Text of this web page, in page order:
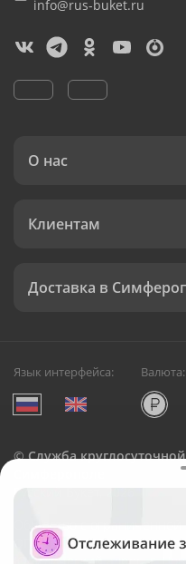
info@rus-buket.ru
О нас
Клиентам
Доставка в
Язык интерфейса: Валюта:
©Служба
Русский Букет, 2026
Общество с ограниченной
ОГРН: 1195476081745,